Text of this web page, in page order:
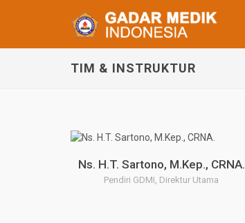
TIM & INSTRUKTUR
Ns. H.T. Sartono, M.Kep., CRNA.
Pendiri GDMI, Direktur Utama